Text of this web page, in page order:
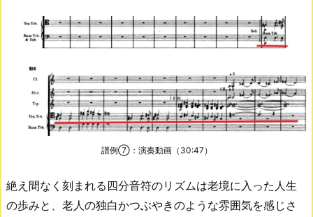
譜例⑦：演奏動画（30:47）
絶え間なく刻まれる四分音符のリズムは老境に入った人生
の歩みと、老人の独白かつぶやきのような雰囲気を感じさ